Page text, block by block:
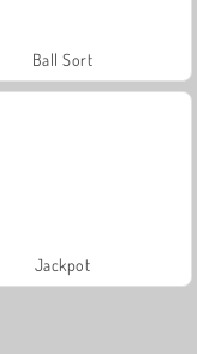
Ball Sort
Jackpot